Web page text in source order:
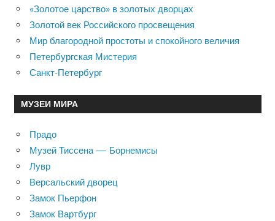
«Золотое царство» в золотых дворцах
Золотой век Российского просвещения
Мир благородной простоты и спокойного величия
Петербургская Мистерия
Санкт-Петербург
МУЗЕИ МИРА
Прадо
Музей Тиссена — Борнемисы
Лувр
Версальский дворец
Замок Пьерфон
Замок Вартбург